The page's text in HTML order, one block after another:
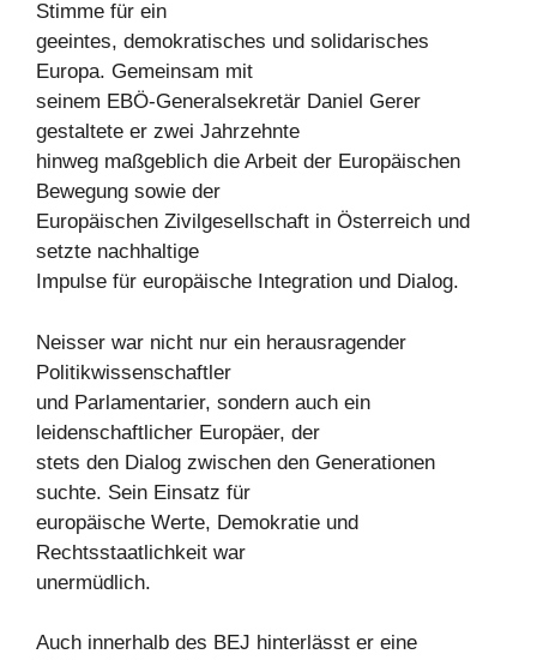
Stimme für ein
geeintes, demokratisches und solidarisches
Europa. Gemeinsam mit
seinem EBÖ-Generalsekretär Daniel Gerer
gestaltete er zwei Jahrzehnte
hinweg maßgeblich die Arbeit der Europäischen
Bewegung sowie der
Europäischen Zivilgesellschaft in Österreich und
setzte nachhaltige
Impulse für europäische Integration und Dialog.
Neisser war nicht nur ein herausragender
Politikwissenschaftler
und Parlamentarier, sondern auch ein
leidenschaftlicher Europäer, der
stets den Dialog zwischen den Generationen
suchte. Sein Einsatz für
europäische Werte, Demokratie und
Rechtsstaatlichkeit war
unermüdlich.
Auch innerhalb des BEJ hinterlässt er eine